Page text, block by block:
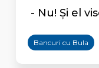
- Nu! Şi el
Bancuri cu Bula